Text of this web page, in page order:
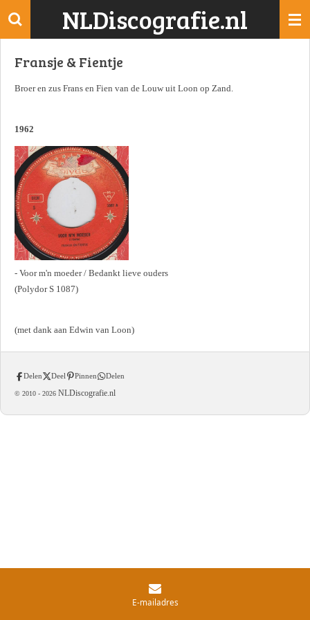
Ga
de
NLDiscografie.nl
Fransje & Fientje
Broer en zus Frans en Fien van de Louw uit Loon op Zand.
1962
- Voor m'n moeder / Bedankt lieve ouders
(Polydor S 1087)
(met dank aan Edwin van Loon)
Delen Deel Pinnen Delen
© 2010 - 2026 NLDiscografie.nl
E-mailadres